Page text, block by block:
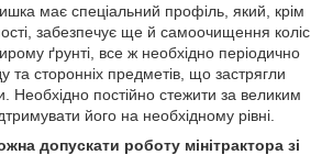
має спеціальний профіль, який, крім
забезпечує ще й самоочищення коліс
ґрунті, все ж необхідно періодично
та сторонніх предметів, що застрягли
Необхідно постійно стежити за великим
його на необхідному рівні.
допускати роботу мінітрактора зі